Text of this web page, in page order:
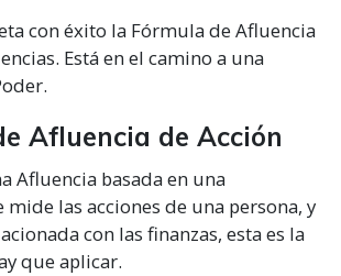
con éxito la Fórmula de Afluencia
Está en el camino a una
Afluencia de Acción
Afluencia basada en una
las acciones de una persona, y
con las finanzas, esta es la
que aplicar.